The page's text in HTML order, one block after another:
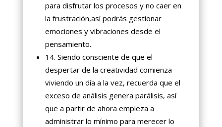
para disfrutar los procesos y no caer en
la frustración,así podrás gestionar
emociones y vibraciones desde el
pensamiento.
14. Siendo consciente de que el
despertar de la creatividad comienza
viviendo un día a la vez, recuerda que el
exceso de análisis genera parálisis, así
que a partir de ahora empieza a
administrar lo mínimo para merecer lo